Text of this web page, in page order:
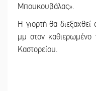
Μπουκουβάλας».
Η γιορτή θα
μμ στον καθιερωμένο
Καστορείου.